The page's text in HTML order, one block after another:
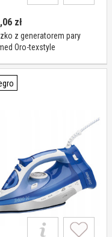
zł
z generatorem pary
Oro-texstyle